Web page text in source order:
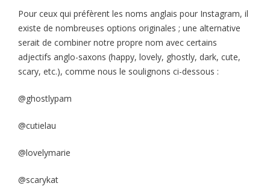
Pour ceux qui préfèrent les noms anglais pour Instagram, il
existe de nombreuses options originales ; une alternative
serait de combiner notre propre nom avec certains
adjectifs anglo-saxons (happy, lovely, ghostly, dark, cute,
scary, etc.), comme nous le soulignons ci-dessous :
@ghostlypam
@cutielau
@lovelymarie
@scarykat